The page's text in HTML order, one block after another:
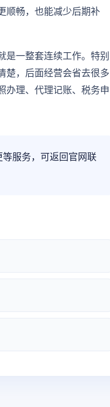
顺畅，也能减少后期补
是一整套连续工作。特别
楚，后面经营会省去很多
办理、代理记账、税务申
服务，可返回官网联